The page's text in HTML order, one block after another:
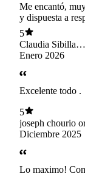
Me encantó,
y dispuesta a
5
Claudia Sibilla
Ramirez
Enero 2026
Excelente todo .
5
joseph chourio
Diciembre 2025
Lo maximo!